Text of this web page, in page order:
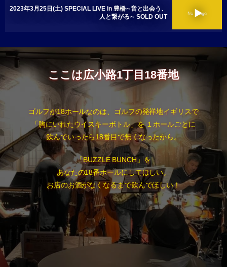
2023年3月25日(土) SPECIAL LIVE in 豊橋∼音と出会う、
人と繋がる∼ SOLD OUT
ここは広小路1丁目18番地
ゴルフが18ホールなのは、ゴルフの発祥地イギリスで
「胸にいれたウイスキーボトル」を １ホールごとに
飲んでいったら18番目で無くなったから。
「BUZZLE BUNCH」を
あなたの18番ホールにしてほしい。
お店のお酒がなくなるまで飲んでほしい！